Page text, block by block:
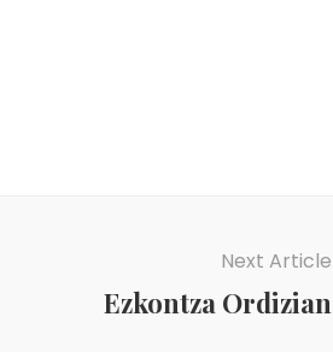
Next Article
Ezkontza Ordizian